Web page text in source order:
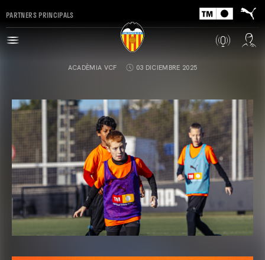
PARTNERS PRINCIPALS
ACADÈMIA VCF 03 DICIEMBRE 2025